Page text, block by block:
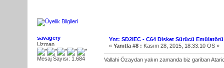
savagery
Uzman
Mesaj Sayısı: 1.684
Ynt: SD2IEC - C64 Disket Sürücü Emülatörü
« Yanıtla #8 : Kasım 28, 2015, 18:33:10 ÖS »
Vallahi Özaydan yakın zamanda biz gariban